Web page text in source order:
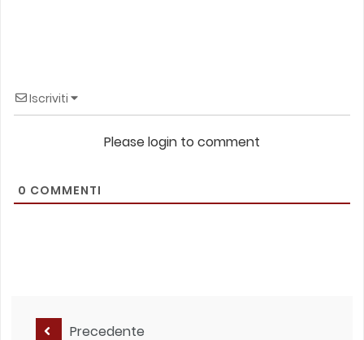
Iscriviti
Please login to comment
0 COMMENTI
Precedente